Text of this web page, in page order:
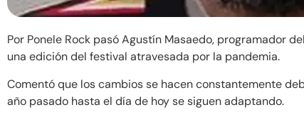
Por Ponele Rock pasó Agustín Masaedo, programador
una edición del festival atravesada por la pandemia.
Comentó que los cambios se hacen constantemente
año pasado hasta el día de hoy se siguen adaptando.